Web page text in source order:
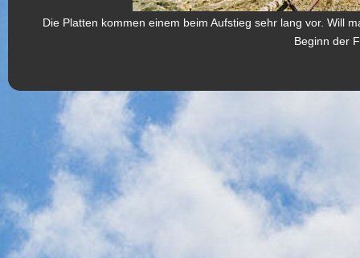
Die Platten kommen einem beim Aufstieg sehr lang vor. Will
Beginn der